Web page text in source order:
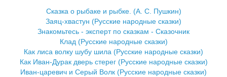
Сказка о рыбаке и рыбке. (А. С. Пушкин)
Заяц-хвастун (Русские народные сказки)
Знакомьтесь - эксперт по сказкам - Сказочник
Клад (Русские народные сказки)
Как лиса волку шубу шила (Русские народные сказки)
Как Иван-Дурак дверь стерег (Русские народные сказки)
Иван-царевич и Серый Волк (Русские народные сказки)